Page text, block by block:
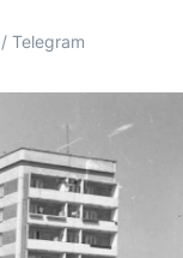
Telegram